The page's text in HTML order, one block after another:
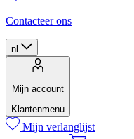
Contacteer ons
nl
Mijn account
Klantenmenu
Mijn verlanglijst